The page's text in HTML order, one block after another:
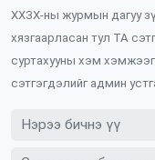
ХХЗХ-ны журмын дагуу
хязгаарласан тул ТА
суртахууны хэм
сэтгэгдэлийг админ